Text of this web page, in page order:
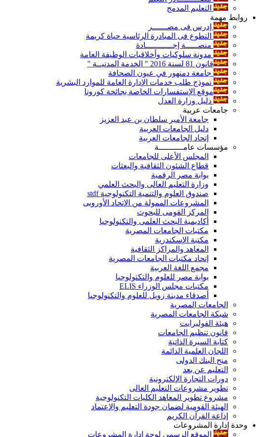
التعليم المدمج
روابط مهمة
إدرس فى مصــــــر
التطوع فى المبادرة الرئاسية حياة كريمة
منصـــــة إجـــــــــــادة
مدونة سلوكيات وأخلاقيات الوظيفة العامة
قانون 81 لسنة 2016 " الخدمة المدنيــة "
جامعة دمنهور في عيون الصحافة
نموذج طلب خدمات الإدارة العامة للموارد البشرية
موقع الإستفسارات الخاصة بجائحة كورونا
دليل وزارة العدل
جامعات عربية
جامعة الأمير سلطان بن عبد العزيز
دليل الجامعات العربية
إتحاد الجامعات العربية
مؤسسات عامــــــــــة
المجلس الأعلى للجامعات
قطاع الشئون الثقافية والبعثات
بوابة مصر الرقمية
وزارة التعليم العالى والبحث العلمي
صندوق العلوم والتنمية التكنولوجية stdf
المشروعات الممولة من الإتحاد الأوروبى
المركز القومى للبحوث
أكاديمية البحث العلمى والتكنولوجيا
مكتبات الجامعات المصرية
مكتبة الإسكندرية
المعاهد والمراكز الثقافية
إتحاد مكتبات الجامعات المصرية
مجمع اللغة العربية
بوابة مصر للعلوم والتكتولوجيا
مكتبات مجلس الوزراء ELIS
أصدقاء مدينة زويل للعلوم والتكنولوجيا
الجامعات المصرية
شبكة الجامعات المصرية
هيئة الفولبرايت
قانون تنظيم الجامعات
كتابة السيرة الذاتية
اللجان العلمية الدائمة
منح البنك الدولى
التعليم عن بعد
دورات التجارة الإلكترونية
تطوير مشروعات التعليم العالى
مشروع تطوير المعاهد الكليات التكنولوجية
الهيئة القومية لضمان جودة التعليم والإعتماد
إذاعة القرآن الكريم
وحدة إدارة المشروعات
الموقع الرسمى لوحة إدارة المشروعات